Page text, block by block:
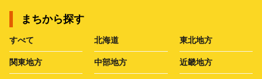
まちから探す
すべて 北海道 東北地方
関東地方 中部地方 近畿地方